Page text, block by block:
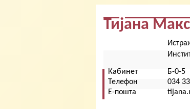
Тијана
Кабинет
Б-0-5
Телефон
034
Е-пошта